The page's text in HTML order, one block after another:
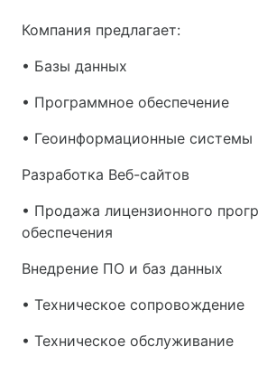
Компания предлагает:
• Базы данных
• Программное обеспечение
• Геоинформационные системы
Разработка Веб-сайтов
• Продажа лицензионного
обеспечения
Внедрение ПО и баз данных
• Техническое сопровождение
• Техническое обслуживание